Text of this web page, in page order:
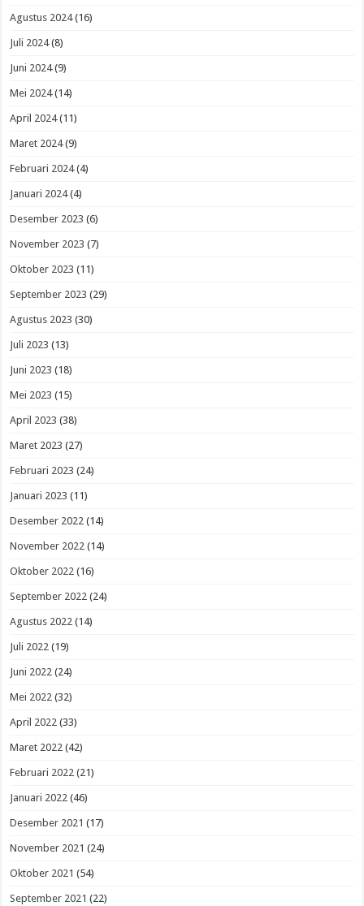
Agustus 2024(16)
Juli 2024(8)
Juni 2024(9)
Mei 2024(14)
April 2024(11)
Maret 2024(9)
Februari 2024(4)
Januari 2024(4)
Desember 2023 (6)
November 2023 (7)
Oktober 2023 (11)
September 2023 (29)
Agustus 2023 (30)
Juli 2023 (13)
Juni 2023 (18)
Mei 2023 (15)
April 2023 (38)
Maret 2023 (27)
Februari 2023 (24)
Januari 2023 (11)
Desember 2022 (14)
November 2022 (14)
Oktober 2022 (16)
September 2022 (24)
Agustus 2022 (14)
Juli 2022 (19)
Juni 2022 (24)
Mei 2022 (32)
April 2022 (33)
Maret 2022 (42)
Februari 2022 (21)
Januari 2022 (46)
Desember 2021 (17)
November 2021 (24)
Oktober 2021 (54)
September 2021 (22)